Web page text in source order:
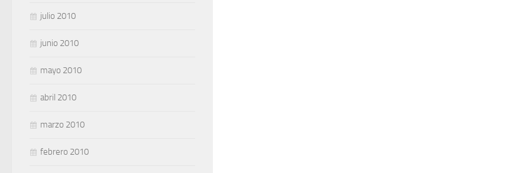
julio 2010
junio 2010
mayo 2010
abril 2010
marzo 2010
febrero 2010